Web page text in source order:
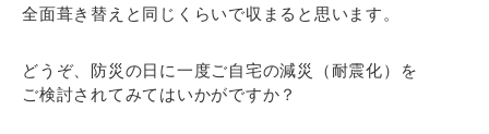
全面葺き替えと同じくらいで収まると思います。
どうぞ、防災の日に一度ご自宅の減災（耐震化）を
ご検討されてみてはいかがですか？